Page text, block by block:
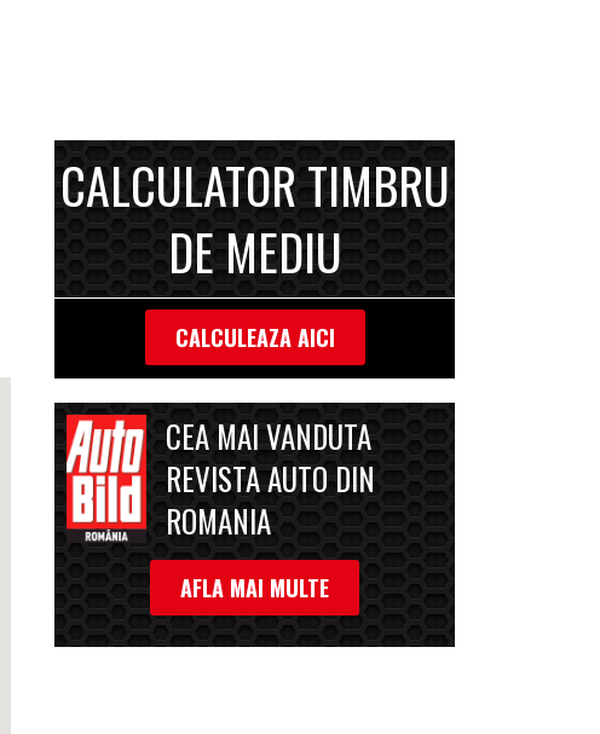
CALCULATOR TIMBRU
DE MEDIU
CALCULEAZA AICI
CEA MAI VANDUTA
REVISTA AUTO DIN
ROMANIA
AFLA MAI MULTE